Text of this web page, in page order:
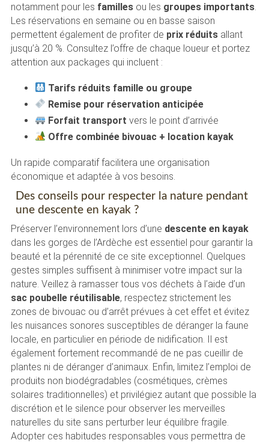
notamment pour les famillesou les groupes importants.
Les réservations en semaine ou en basse saison
permettent également de profiter de prix réduitsallant
jusqu’à 20 %. Consultez l’offre de chaque loueur et portez
attention aux packages qui incluent :
Tarifs réduits famille ou groupe
Remise pour réservation anticipée
Forfait transport vers le point d’arrivée
Offre combinée bivouac + location kayak
Un rapide comparatif facilitera une organisation
économique et adaptée à vos besoins.
Des conseils pour respecter la nature pendant
une descente en kayak ?
Préserver l’environnement lors d’une descente en kayak
dans les gorges de l’Ardèche est essentiel pour garantir la
beauté et la pérennité de ce site exceptionnel. Quelques
gestes simples suffisent à minimiser votre impact sur la
nature. Veillez à ramasser tous vos déchets à l’aide d’un
sac poubelle réutilisable, respectez strictement les
zones de bivouac ou d’arrêt prévues à cet effet et évitez
les nuisances sonores susceptibles de déranger la faune
locale, en particulier en période de nidification. Il est
également fortement recommandé de ne pas cueillir de
plantes ni de déranger d’animaux. Enfin, limitez l’emploi de
produits non biodégradables (cosmétiques, crèmes
solaires traditionnelles) et privilégiez autant que possible la
discrétion et le silence pour observer les merveilles
naturelles du site sans perturber leur équilibre fragile.
Adopter ces habitudes responsables vous permettra de